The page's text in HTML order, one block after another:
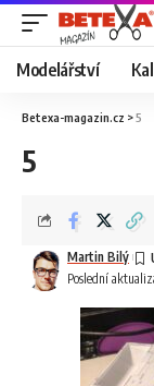
Modelářství
Betexa-magazin.cz >5
5
Poslední
Martin Bilý